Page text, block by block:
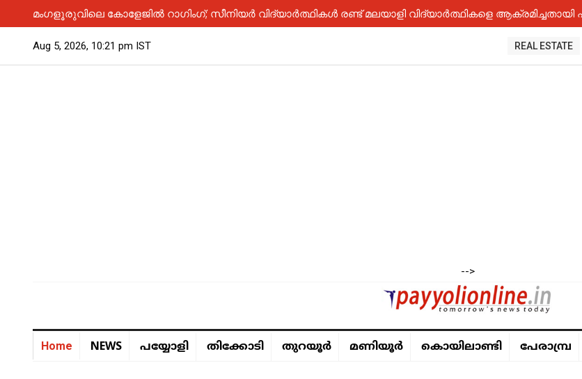
മംഗളൂരുവിലെ കോളേജിൽ റാഗിംഗ്; സീനിയർ വിദ്യാർത്ഥികൾ രണ്ട് മലയാളി വിദ്യാർത്ഥികളെ ആക്രമിച്ചതായി
Aug 5, 2026, 10:21 pm IST REAL ESTATE
-->
Home NEWS പയ്യോളി തിക്കോടി തുറയൂര്‍ മണിയൂര്‍ കൊയിലാണ്ടി പേരാമ്പ്ര